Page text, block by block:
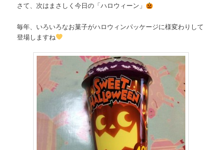
さて、次はまさしく今日の「ハロウィーン」
毎年、いろいろなお菓子がハロウィンパッケージに様変わりして
登場しますね